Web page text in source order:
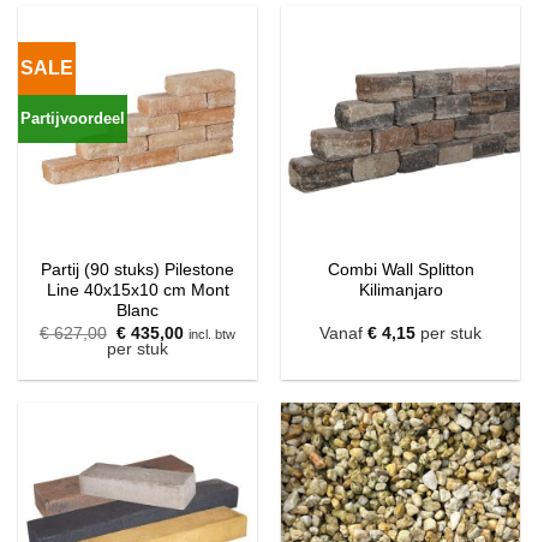
SALE
Partijvoordeel
Partij (90 stuks) Pilestone
Line 40x15x10 cm Mont
Blanc
€627,00 Oorspronkelijke
prijs
€ 627,00.
€ 435,00Huidige
€ 435,00.
incl. btw
per stuk
Combi Wall Splitton
Kilimanjaro
Vanaf € 4,15 per stuk